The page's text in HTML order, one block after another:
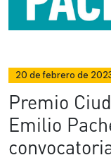
20 de febrero de
Premio
Emilio